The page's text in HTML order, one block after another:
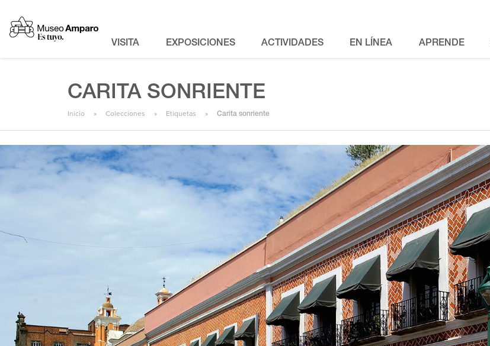
VISITA EXPOSICIONES ACTIVIDADES EN LÍNEA APRENDE
CARITA SONRIENTE
Inicio Colecciones Etiquetas Carita sonriente